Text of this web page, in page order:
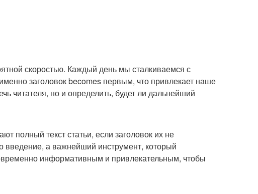
скоростью. Каждый день мы сталкиваемся с
заголовок becomes первым, что привлекает наше
читателя, но и определить, будет ли дальнейший
полный текст статьи, если заголовок их не
введение, а важнейший инструмент, который
информативным и привлекательным, чтобы